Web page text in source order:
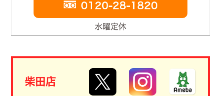
0120-28-1820
水曜定休
柴田店